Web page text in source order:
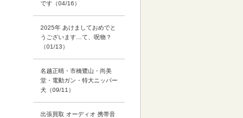
です（04/16）
2025年 あけましておめでと
うございます…て、呪物？
（01/13）
名越正晴・市橋鷺山・尚美
堂・電動ガン・特大ニッパー
犬（09/11）
出張買取 オーディオ 携帯音